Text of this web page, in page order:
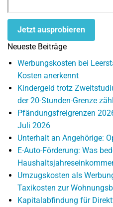
Jetzt ausprobieren
Neueste Beiträge
Werbungskosten bei
Kosten anerkennt
Kindergeld trotz
der 20-Stunden-Grenze
Pfändungsfreigrenzen
Juli 2026
Unterhalt an Angehörige:
E-Auto-Förderung: Was
Umzugskosten als
Taxikosten zur
Kapitalabfindung für